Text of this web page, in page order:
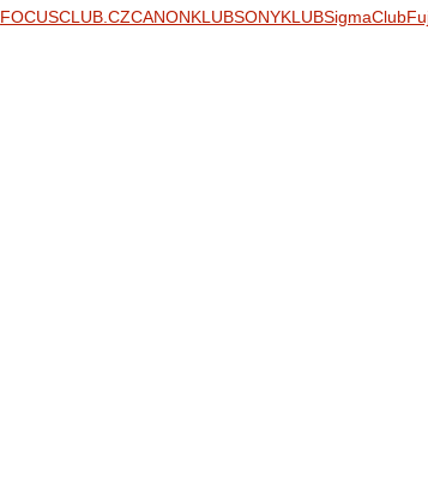
FOCUSCLUB.CZCANONKLUBSONYKLUBSigmaClub